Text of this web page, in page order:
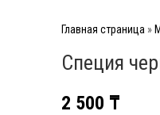
Главная страница »
Специя
2 500 ₸